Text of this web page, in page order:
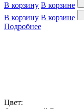
В корзину В корзине
В корзину В корзине
Подробнее
Цвет: